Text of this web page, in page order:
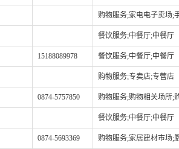
购物服务;家电电子卖场;
餐饮服务;中餐厅;中餐厅
15188089978 餐饮服务;中餐厅;中餐厅
购物服务;专卖店;专营店
0874-5757850 购物服务;购物相关场所;
餐饮服务;中餐厅;中餐厅
0874-5693369 购物服务;家居建材市场;